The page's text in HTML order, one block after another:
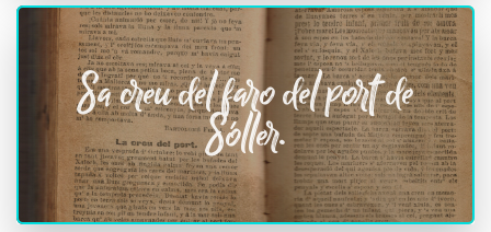
Sa creu del faro del port de
Sóller.